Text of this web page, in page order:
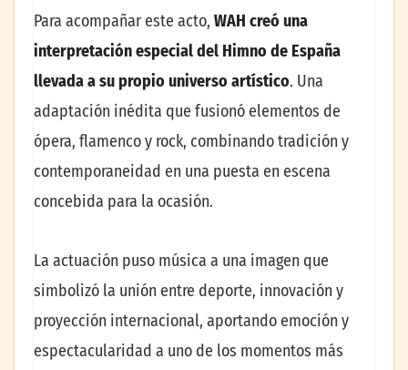
Para acompañar este acto, WAH creó una
interpretación especial del Himno de España
llevada a su propio universo artístico. Una
adaptación inédita que fusionó elementos de
ópera, flamenco y rock, combinando tradición y
contemporaneidad en una puesta en escena
concebida para la ocasión.
La actuación puso música a una imagen que
simbolizó la unión entre deporte, innovación y
proyección internacional, aportando emoción y
espectacularidad a uno de los momentos más